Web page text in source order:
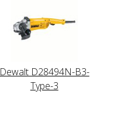
Dewalt D28494N-B3-
Type-3